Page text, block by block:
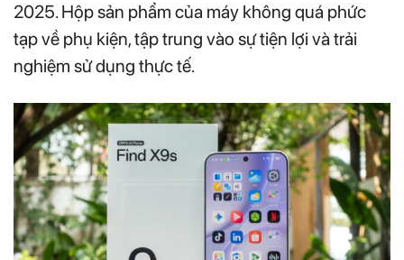
2025. Hộp sản phẩm của máy không quá phức
tạp về phụ kiện, tập trung vào sự tiện lợi và trải
nghiệm sử dụng thực tế.